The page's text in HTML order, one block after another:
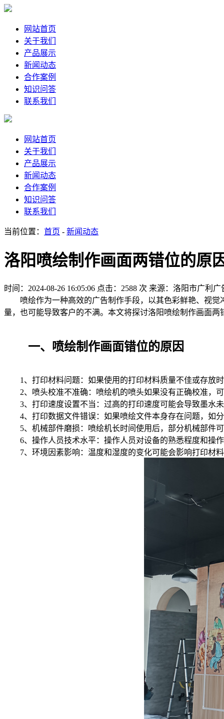
网站首页
关于我们
产品展示
新闻动态
合作案例
知识问答
联系我们
网站首页
关于我们
产品展示
新闻动态
合作案例
知识问答
联系我们
当前位置： 首页 - 新闻动态
洛阳喷绘制作画面两错位的原
时间：2024-08-26 16:05:06 点击：2588 次 来源：洛阳市广利广
喷绘作为一种高效的广告制作手段，以其色彩鲜艳、视觉
量，也可能导致客户的不满。本文将探讨洛阳喷绘制作画面
一、喷绘制作画面错位的原因
1、打印材料问题：如果使用的打印材料质量不佳或存
2、喷头校准不准确：喷绘机的喷头如果没有正确校准
3、打印速度设置不当：过高的打印速度可能会导致墨
4、打印数据文件错误：如果喷绘文件本身存在问题，
5、机械部件磨损：喷绘机长时间使用后，部分机械部
6、操作人员技术水平：操作人员对设备的熟悉程度和
7、环境因素影响：温度和湿度的变化可能会影响打印材